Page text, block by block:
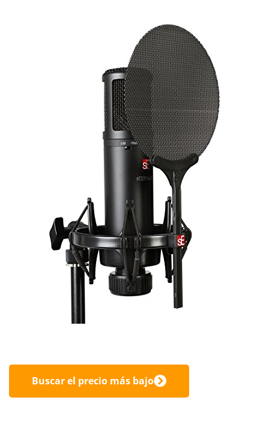
Buscar el precio más bajo